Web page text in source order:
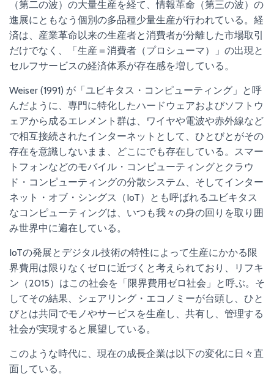
（第二の波）の大量生産を経て、情報革命（第三の波）の
進展にともなう個別の多品種少量生産が行われている。経
済は、産業革命以来の生産者と消費者が分離した市場取引
だけでなく、「生産＝消費者（プロシューマ）」の出現と
セルフサービスの経済体系が存在感を増している。
Weiser (1991) が「ユビキタス・コンピューティング」と呼
んだように、専門に特化したハードウェアおよびソフトウ
ェアから成るエレメント群は、ワイヤや電波や赤外線など
で相互接続されたインターネットとして、ひとびとがその
存在を意識しないまま、どこにでも存在している。スマー
トフォンなどのモバイル・コンピューティングとクラウ
ド・コンピューティングの分散システム、そしてインター
ネット・オブ・シングス（IoT）とも呼ばれるユビキタス
なコンピューティングは、いつも我々の身の回りを取り囲
み世界中に遍在している。
IoTの発展とデジタル技術の特性によって生産にかかる限
界費用は限りなくゼロに近づくと考えられており、リフキ
ン（2015）はこの社会を「限界費用ゼロ社会」と呼ぶ。そ
してその結果、シェアリング・エコノミーが台頭し、ひと
びとは共同でモノやサービスを生産し、共有し、管理する
社会が実現すると展望している。
このような時代に、現在の成長企業は以下の変化に日々直
面している。